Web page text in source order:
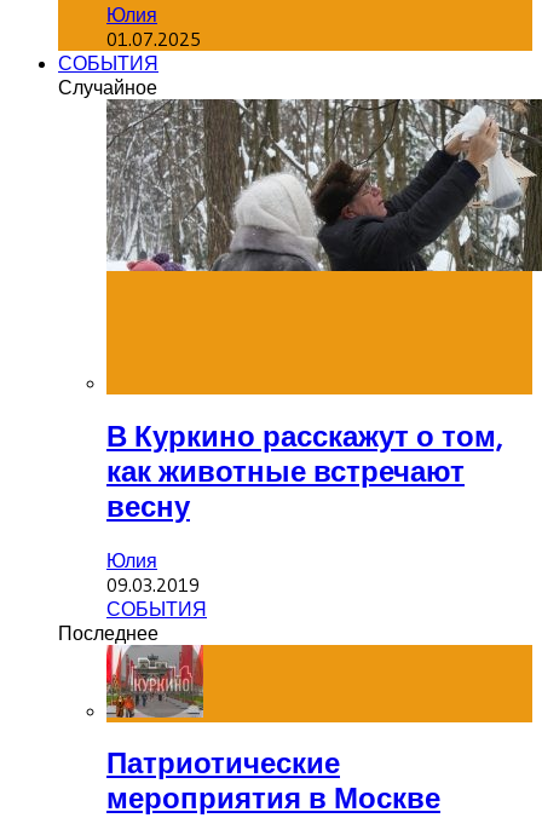
Юлия
01.07.2025
СОБЫТИЯ
Случайное
В Куркино расскажут о том,
как животные встречают
весну
Юлия
09.03.2019
СОБЫТИЯ
Последнее
Патриотические
мероприятия в Москве